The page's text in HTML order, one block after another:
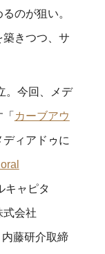
のが狙い。
きつつ、サ
。今回、メデ
カーブアウ
ディアドゥに
キャピタ
式会社
藤研介取締